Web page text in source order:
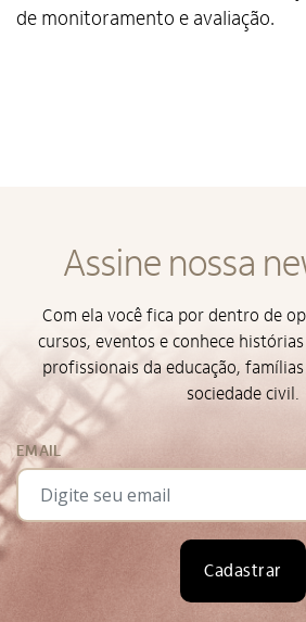
de monitoramento e avaliação.
Assine nossa
Com ela você fica por dentro de
cursos, eventos e conhece
profissionais da educação,
sociedade civil.
EMAIL
Cadastrar